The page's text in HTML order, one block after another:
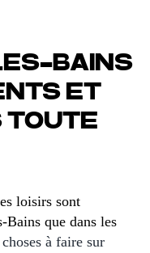
BAINS
ET
TOUTE
loisirs sont
Bains que dans les
choses à faire sur